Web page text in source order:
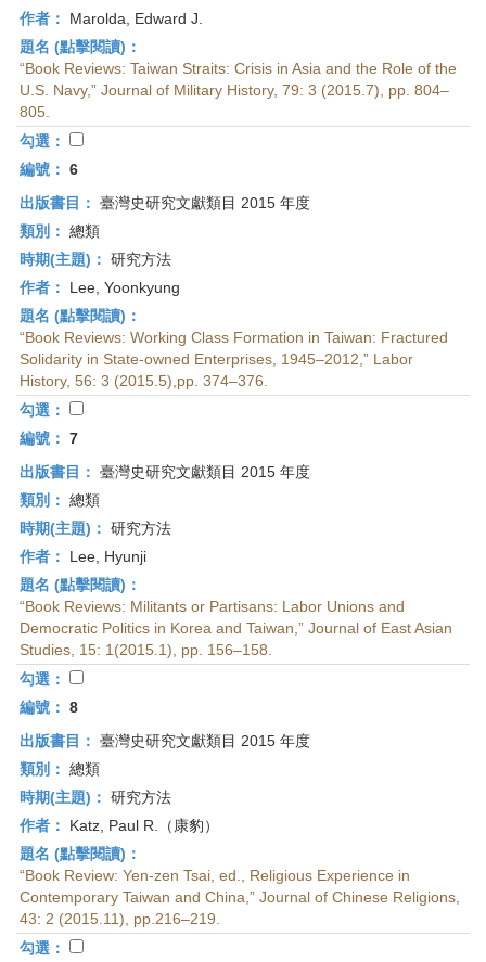
作者：
Marolda, Edward J.
題名 (點擊閱讀)：
“Book Reviews: Taiwan Straits: Crisis in Asia and the Role of the
U.S. Navy,” Journal of Military History, 79: 3 (2015.7), pp. 804–
805.
勾選：
編號： 6
出版書目： 臺灣史研究文獻類目 2015 年度
類別： 總類
時期(主題)： 研究方法
作者：
Lee, Yoonkyung
題名 (點擊閱讀)：
“Book Reviews: Working Class Formation in Taiwan: Fractured
Solidarity in State-owned Enterprises, 1945–2012,” Labor
History, 56: 3 (2015.5),pp. 374–376.
勾選：
編號： 7
出版書目： 臺灣史研究文獻類目 2015 年度
類別： 總類
時期(主題)： 研究方法
作者：
Lee, Hyunji
題名 (點擊閱讀)：
“Book Reviews: Militants or Partisans: Labor Unions and
Democratic Politics in Korea and Taiwan,” Journal of East Asian
Studies, 15: 1(2015.1), pp. 156–158.
勾選：
編號： 8
出版書目： 臺灣史研究文獻類目 2015 年度
類別： 總類
時期(主題)： 研究方法
作者：
Katz, Paul R.（康豹）
題名 (點擊閱讀)：
“Book Review: Yen-zen Tsai, ed., Religious Experience in
Contemporary Taiwan and China,” Journal of Chinese Religions,
43: 2 (2015.11), pp.216–219.
勾選：